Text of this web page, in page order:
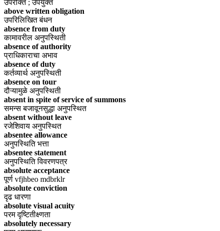
उपरोक्त ; उपर्युक्त
above written obligation
उपरिलिखित बंधन
absence from duty
कामावरील अनुपस्थिती
absence of authority
प्राधिकाराचा अभाव
absence of duty
कर्तव्यार्थ अनुपस्थिती
absence on tour
दौऱ्यामुळे अनुपस्थिती
absent in spite of service of summons
समन्स बजावूनसुद्धा अनुपस्थित
absent without leave
रजेशिवाय अनुपस्थित
absentee allowance
अनुपस्थिति भत्ता
absentee statement
अनुपस्थिति विवरणपत्र
absolute acceptance
पूर्ण vfjhbeo mdbrklr
absolute conviction
दृढ धारणा
absolute visual acuity
परम दृष्टितीक्ष्णता
absolutely necessary